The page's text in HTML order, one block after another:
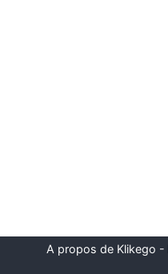
A propos de Klikego -